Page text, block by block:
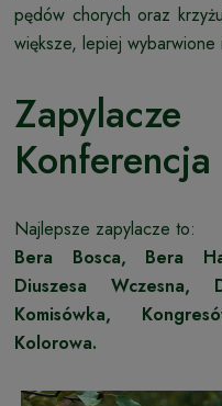
pędów chorych oraz
większe, lepiej wybarwione
Konferencja
Najlepsze zapylacze to:
Bera Bosca, Bera
Diuszesa Wczesna,
Komisówka,
Kolorowa.